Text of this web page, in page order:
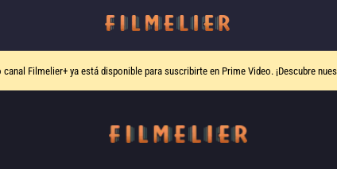
canal Filmelier+ya está disponible para suscribirte en Prime Video. ¡Descubre